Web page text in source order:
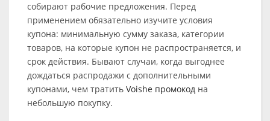
собирают рабочие предложения. Перед
применением обязательно изучите условия
купона: минимальную сумму заказа, категории
товаров, на которые купон не распространяется, и
срок действия. Бывают случаи, когда выгоднее
дождаться распродажи с дополнительными
купонами, чем тратить Voishe промокод на
небольшую покупку.